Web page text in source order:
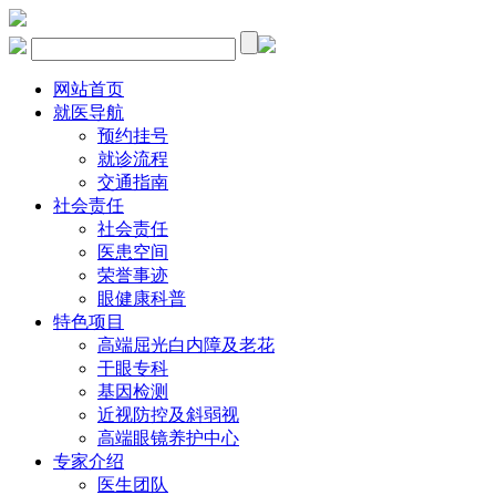
网站首页
就医导航
预约挂号
就诊流程
交通指南
社会责任
社会责任
医患空间
荣誉事迹
眼健康科普
特色项目
高端屈光白内障及老花
干眼专科
基因检测
近视防控及斜弱视
高端眼镜养护中心
专家介绍
医生团队